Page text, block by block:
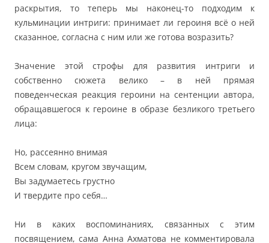
раскрытия, то теперь мы наконец-то подходим к
кульминации интриги: принимает ли героиня всё о ней
сказанное, согласна с ним или же готова возразить?
Значение этой строфы для развития интриги и
собственно сюжета велико – в ней прямая
поведенческая реакция героини на сентенции автора,
обращавшегося к героине в образе безликого третьего
лица:
Но, рассеянно внимая
Всем словам, кругом звучащим,
Вы задумаетесь грустно
И твердите про себя…
Ни в каких воспоминаниях, связанных с этим
посвящением, сама Анна Ахматова не комментировала